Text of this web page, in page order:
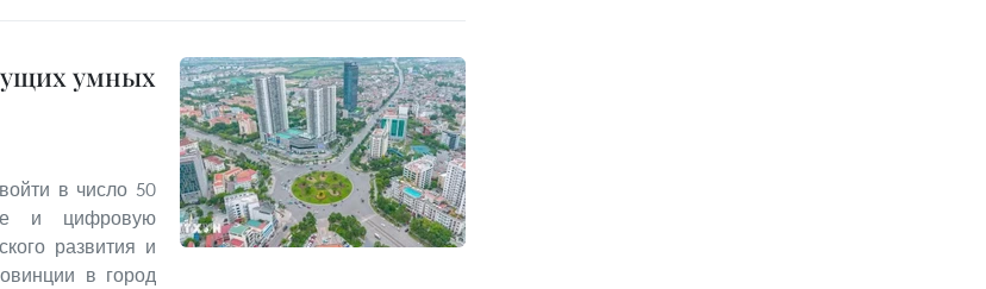
умных
в число 50
и цифровую
развития и
в город